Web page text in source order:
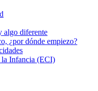
algo diferente
¿por dónde empiezo?
la Infancia (ECI)